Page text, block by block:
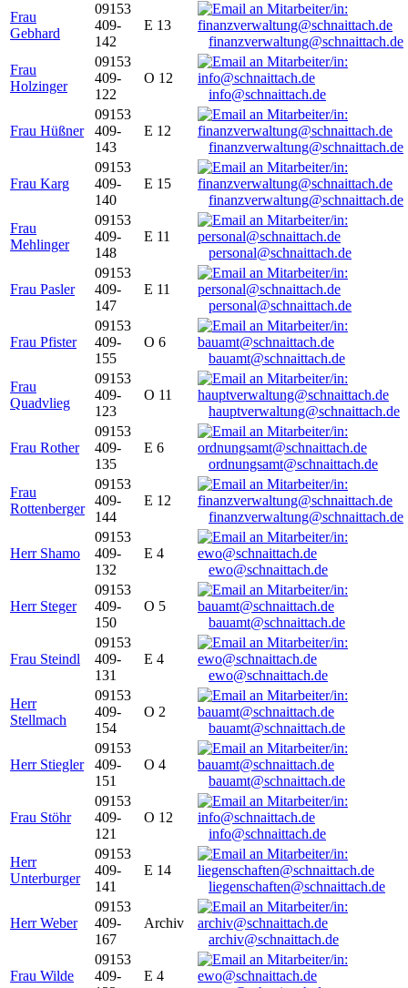
Frau
Gebhard
09153
409-
142
E 13
finanzverwaltung@schnaittach.de
Frau
Holzinger
09153
409-
122
O 12
info@schnaittach.de
Frau Hüßner
09153
409-
143
E 12
finanzverwaltung@schnaittach.de
Frau Karg
09153
409-
140
E 15
finanzverwaltung@schnaittach.de
Frau
Mehlinger
09153
409-
148
E 11
personal@schnaittach.de
Frau Pasler
09153
409-
147
E 11
personal@schnaittach.de
Frau Pfister
09153
409-
155
O 6
bauamt@schnaittach.de
Frau
Quadvlieg
09153
409-
123
O 11
hauptverwaltung@schnaittach.de
Frau Rother
09153
409-
135
E 6
ordnungsamt@schnaittach.de
Frau
Rottenberger
09153
409-
144
E 12
finanzverwaltung@schnaittach.de
Herr Shamo
09153
409-
132
E 4
ewo@schnaittach.de
Herr Steger
09153
409-
150
O 5
bauamt@schnaittach.de
Frau Steindl
09153
409-
131
E 4
ewo@schnaittach.de
Herr
Stellmach
09153
409-
154
O 2
bauamt@schnaittach.de
Herr Stiegler
09153
409-
151
O 4
bauamt@schnaittach.de
Frau Stöhr
09153
409-
121
O 12
info@schnaittach.de
Herr
Unterburger
09153
409-
141
E 14
liegenschaften@schnaittach.de
Herr Weber
09153
409-
167
Archiv
archiv@schnaittach.de
Frau Wilde
09153
409-
E 4